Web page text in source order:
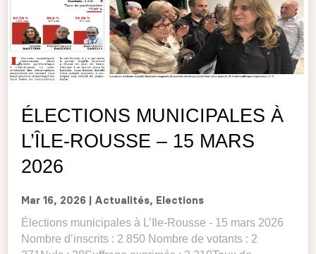
ÉLECTIONS MUNICIPALES À
L’ÎLE-ROUSSE – 15 MARS
2026
Mar 16, 2026 Actualités, Elections
Élections municipales à L’Ile-Rousse - 15 mars 2026
Nombre d’inscrits : 2 850 Nombre de votants : 2